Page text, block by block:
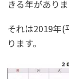
きる年がありま
それは2019年(
ります。